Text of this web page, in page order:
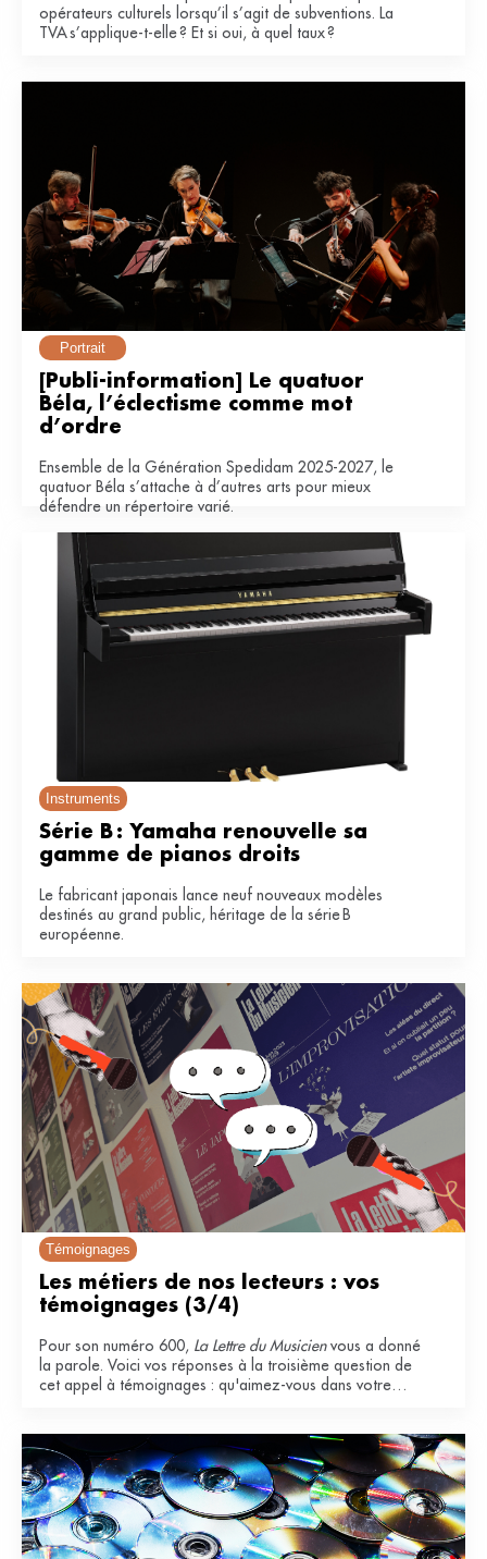
opérateurs culturels lorsqu’il s’agit de subventions. La
TVA s’applique-t-elle ? Et si oui, à quel taux ?
Portrait
[Publi-information] Le quatuor
Béla, l’éclectisme comme mot
d’ordre
Ensemble de la Génération Spedidam 2025-2027, le
quatuor Béla s’attache à d’autres arts pour mieux
défendre un répertoire varié.
Instruments
Série B : Yamaha renouvelle sa
gamme de pianos droits
Le fabricant japonais lance neuf nouveaux modèles
destinés au grand public, héritage de la série B
européenne.
Témoignages
Les métiers de nos lecteurs : vos
témoignages (3/4)
Pour son numéro 600, La Lettre du Musicienvous a donné
la parole. Voici vos réponses à la troisième question de
cet appel à témoignages : qu'aimez-vous dans votre